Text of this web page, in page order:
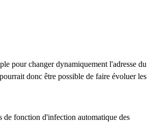
pour changer dynamiquement l'adresse du
donc être possible de faire évoluer les
de fonction d'infection automatique des